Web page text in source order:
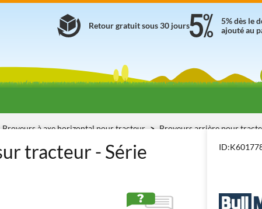
5% dès le
ajouté au
Retour gratuit sous 30 jours
Broyeurs à axe horizontal pour tracteur Broyeurs arrière pour
tracteur - Série
ID: